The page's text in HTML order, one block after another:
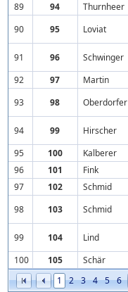
1 2 3 4 5 6
89
94 Thurnheer
90
95 Loviat
91 96 Schwinger
92
97 Martin
93
98 Oberdorfer
94 99 Hirscher
95
100 Kalberer
96
101 Fink
97
102 Schmid
98
103 Schmid
99 104 Lind
100
105 Schär